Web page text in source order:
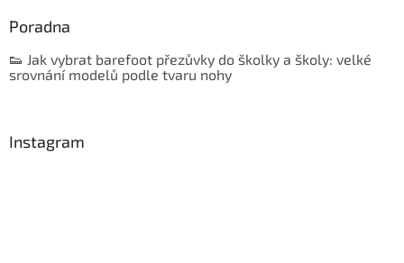
Poradna
👟 Jak vybrat barefoot přezůvky do školky a školy: velké
srovnání modelů podle tvaru nohy
Instagram